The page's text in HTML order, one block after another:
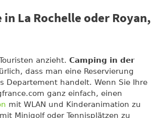
La Rochelle oder Royan,
anzieht. Camping in der
dass man eine Reservierung
Departement handelt. Wenn Sie Ihre
ganz einfach, einen
mit WLAN und Kinderanimation zu
Minigolf oder Tennisplätzen zu